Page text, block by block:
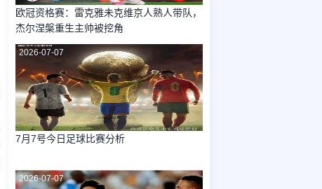
欧冠资格赛：雷克雅未克维京人熟人带队，
杰尔涅槃重生主帅被挖角
2026-07-07
7月7号今日足球比赛分析
2026-07-07